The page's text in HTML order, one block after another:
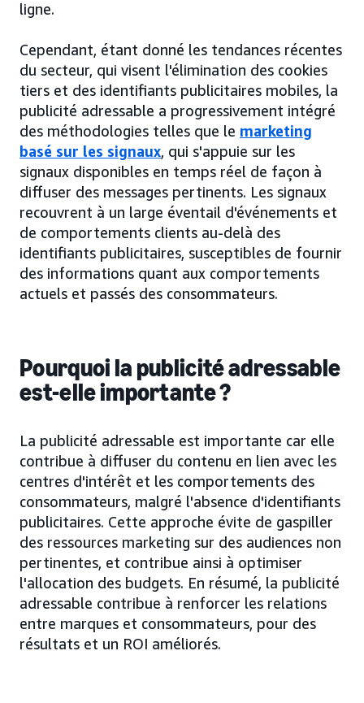
ligne.
Cependant, étant donné les tendances récentes
du secteur, qui visent l'élimination des cookies
tiers et des identifiants publicitaires mobiles, la
publicité adressable a progressivement intégré
des méthodologies telles que le marketing
basé sur les signaux, qui s'appuie sur les
signaux disponibles en temps réel de façon à
diffuser des messages pertinents. Les signaux
recouvrent à un large éventail d'événements et
de comportements clients au-delà des
identifiants publicitaires, susceptibles de fournir
des informations quant aux comportements
actuels et passés des consommateurs.
Pourquoi la publicité adressable
est-elle importante ?
La publicité adressable est importante car elle
contribue à diffuser du contenu en lien avec les
centres d'intérêt et les comportements des
consommateurs, malgré l'absence d'identifiants
publicitaires. Cette approche évite de gaspiller
des ressources marketing sur des audiences non
pertinentes, et contribue ainsi à optimiser
l'allocation des budgets. En résumé, la publicité
adressable contribue à renforcer les relations
entre marques et consommateurs, pour des
résultats et un ROI améliorés.